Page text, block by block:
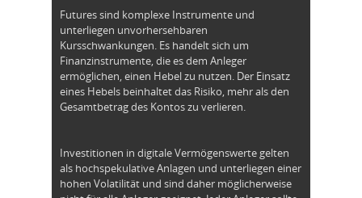
Futures sind komplexe Instrumente und
unterliegen unvorhersehbaren
Kursschwankungen. Es handelt sich um
Finanzinstrumente, die es dem Anleger
ermöglichen, einen Hebel zu nutzen. Der Einsatz
eines Hebels beinhaltet das Risiko, mehr als den
Gesamtbetrag des Kontos zu verlieren.
Investitionen in digitale Vermögenswerte gelten
als hochspekulative Anlagen und unterliegen einer
hohen Volatilität und sind daher möglicherweise